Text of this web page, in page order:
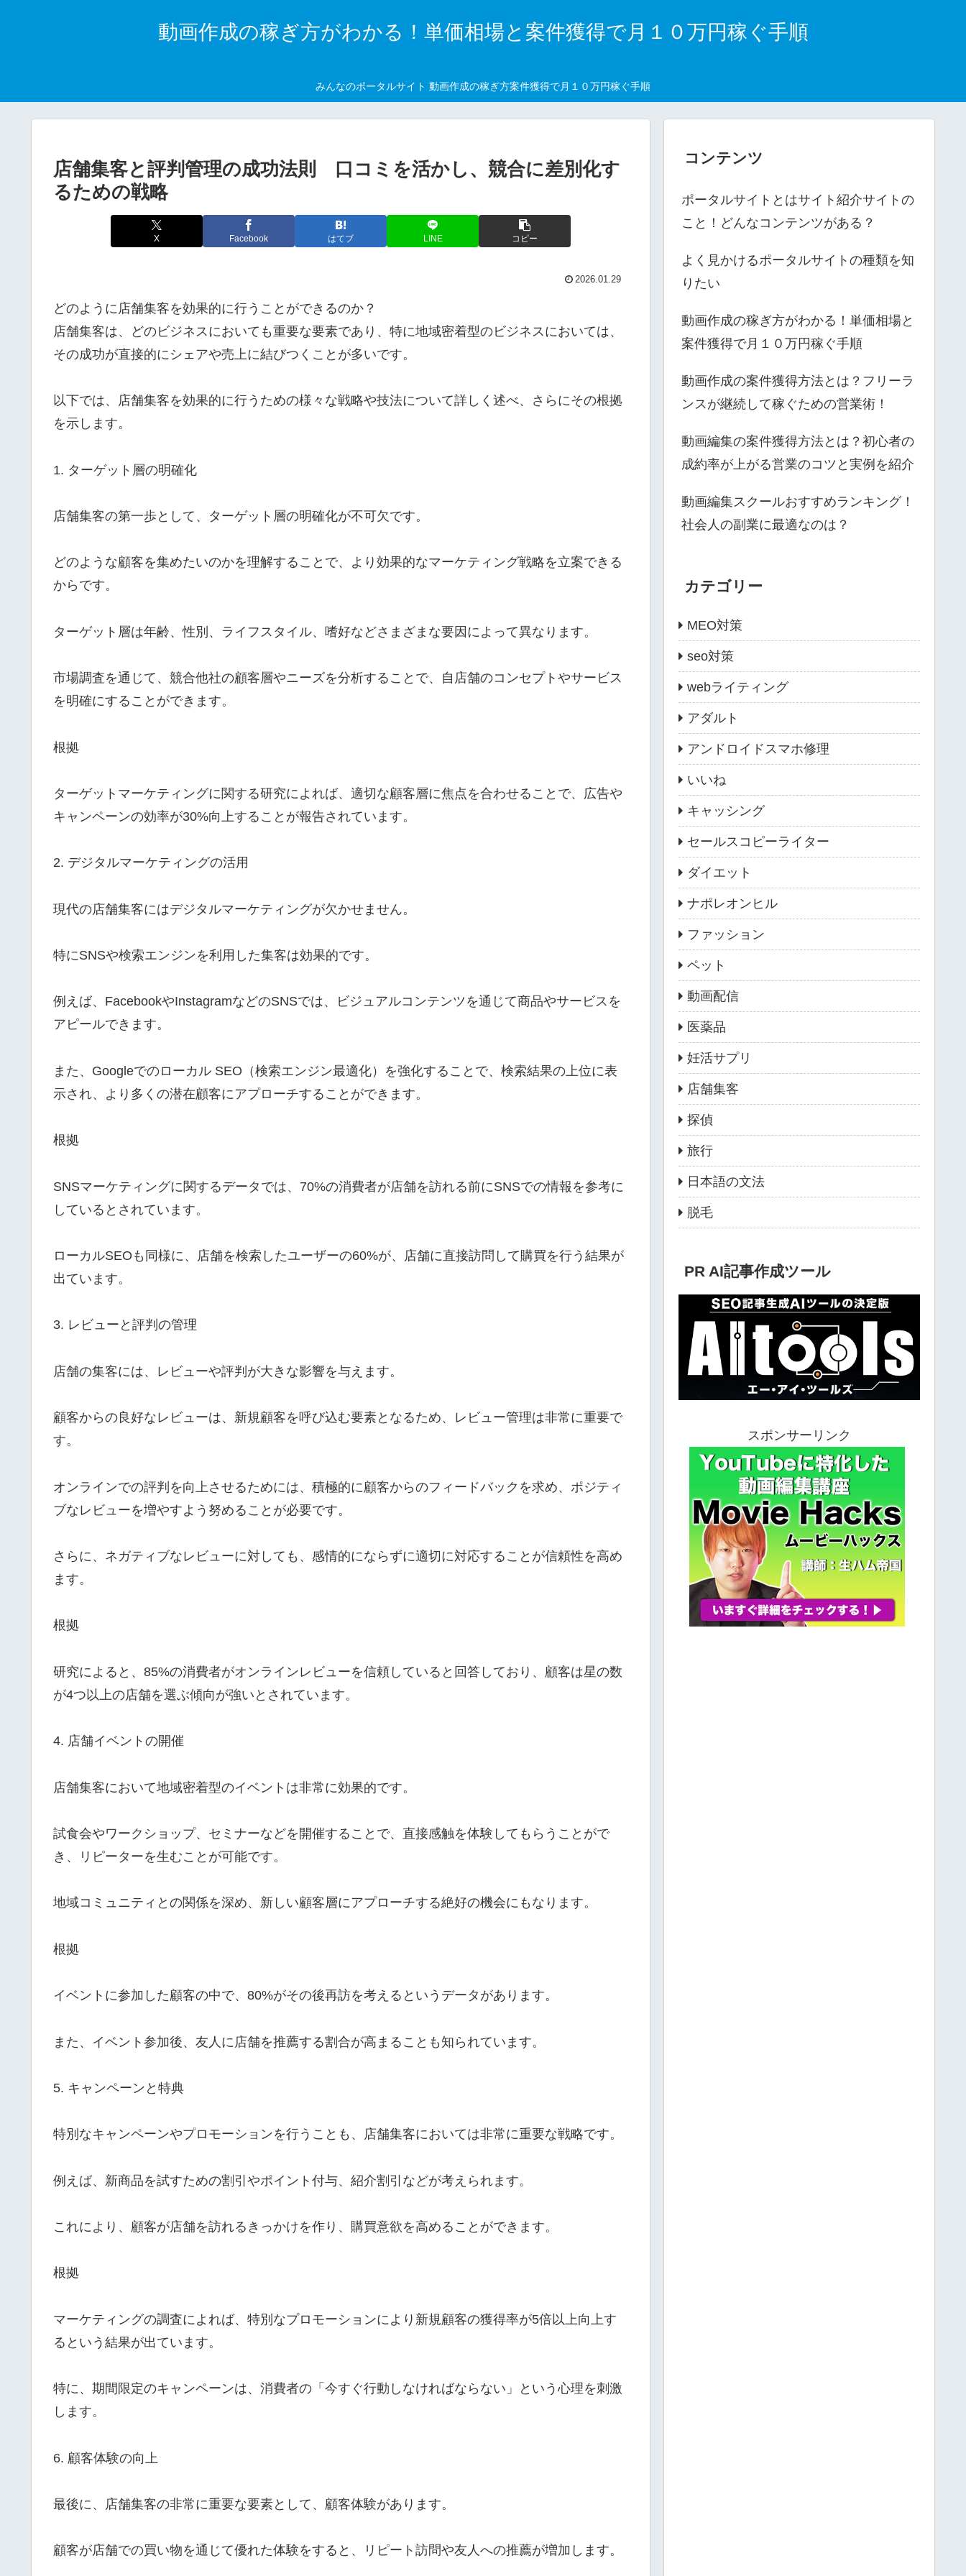
動画作成の稼ぎ方がわかる！単価相場と案件獲得で月１０万円稼ぐ手順
みんなのポータルサイト 動画作成の稼ぎ方案件獲得で月１０万円稼ぐ手順
店舗集客と評判管理の成功法則 口コミを活かし、競合に差別化す
るための戦略
X Facebook はてブ LINE コピー
2026.01.29
どのように店舗集客を効果的に行うことができるのか？
店舗集客は、どのビジネスにおいても重要な要素であり、特に地域密着型のビジネスにおいては、
その成功が直接的にシェアや売上に結びつくことが多いです。
以下では、店舗集客を効果的に行うための様々な戦略や技法について詳しく述べ、さらにその根拠
を示します。
1. ターゲット層の明確化
店舗集客の第一歩として、ターゲット層の明確化が不可欠です。
どのような顧客を集めたいのかを理解することで、より効果的なマーケティング戦略を立案できる
からです。
ターゲット層は年齢、性別、ライフスタイル、嗜好などさまざまな要因によって異なります。
市場調査を通じて、競合他社の顧客層やニーズを分析することで、自店舗のコンセプトやサービス
を明確にすることができます。
根拠
ターゲットマーケティングに関する研究によれば、適切な顧客層に焦点を合わせることで、広告や
キャンペーンの効率が30%向上することが報告されています。
2. デジタルマーケティングの活用
現代の店舗集客にはデジタルマーケティングが欠かせません。
特にSNSや検索エンジンを利用した集客は効果的です。
例えば、FacebookやInstagramなどのSNSでは、ビジュアルコンテンツを通じて商品やサービスを
アピールできます。
また、Googleでのローカル SEO（検索エンジン最適化）を強化することで、検索結果の上位に表
示され、より多くの潜在顧客にアプローチすることができます。
根拠
SNSマーケティングに関するデータでは、70%の消費者が店舗を訪れる前にSNSでの情報を参考に
しているとされています。
ローカルSEOも同様に、店舗を検索したユーザーの60%が、店舗に直接訪問して購買を行う結果が
出ています。
3. レビューと評判の管理
店舗の集客には、レビューや評判が大きな影響を与えます。
顧客からの良好なレビューは、新規顧客を呼び込む要素となるため、レビュー管理は非常に重要で
す。
オンラインでの評判を向上させるためには、積極的に顧客からのフィードバックを求め、ポジティ
ブなレビューを増やすよう努めることが必要です。
さらに、ネガティブなレビューに対しても、感情的にならずに適切に対応することが信頼性を高め
ます。
根拠
研究によると、85%の消費者がオンラインレビューを信頼していると回答しており、顧客は星の数
が4つ以上の店舗を選ぶ傾向が強いとされています。
4. 店舗イベントの開催
店舗集客において地域密着型のイベントは非常に効果的です。
試食会やワークショップ、セミナーなどを開催することで、直接感触を体験してもらうことがで
き、リピーターを生むことが可能です。
地域コミュニティとの関係を深め、新しい顧客層にアプローチする絶好の機会にもなります。
根拠
イベントに参加した顧客の中で、80%がその後再訪を考えるというデータがあります。
また、イベント参加後、友人に店舗を推薦する割合が高まることも知られています。
5. キャンペーンと特典
特別なキャンペーンやプロモーションを行うことも、店舗集客においては非常に重要な戦略です。
例えば、新商品を試すための割引やポイント付与、紹介割引などが考えられます。
これにより、顧客が店舗を訪れるきっかけを作り、購買意欲を高めることができます。
根拠
マーケティングの調査によれば、特別なプロモーションにより新規顧客の獲得率が5倍以上向上す
るという結果が出ています。
特に、期間限定のキャンペーンは、消費者の「今すぐ行動しなければならない」という心理を刺激
します。
6. 顧客体験の向上
最後に、店舗集客の非常に重要な要素として、顧客体験があります。
顧客が店舗での買い物を通じて優れた体験をすると、リピート訪問や友人への推薦が増加します。
コンテンツ
ポータルサイトとはサイト紹介サイトの
こと！どんなコンテンツがある？
よく見かけるポータルサイトの種類を知
りたい
動画作成の稼ぎ方がわかる！単価相場と
案件獲得で月１０万円稼ぐ手順
動画作成の案件獲得方法とは？フリーラ
ンスが継続して稼ぐための営業術！
動画編集の案件獲得方法とは？初心者の
成約率が上がる営業のコツと実例を紹介
動画編集スクールおすすめランキング！
社会人の副業に最適なのは？
カテゴリー
MEO対策
seo対策
webライティング
アダルト
アンドロイドスマホ修理
いいね
キャッシング
セールスコピーライター
ダイエット
ナポレオンヒル
ファッション
ペット
動画配信
医薬品
妊活サプリ
店舗集客
探偵
旅行
日本語の文法
脱毛
PR AI記事作成ツール
スポンサーリンク